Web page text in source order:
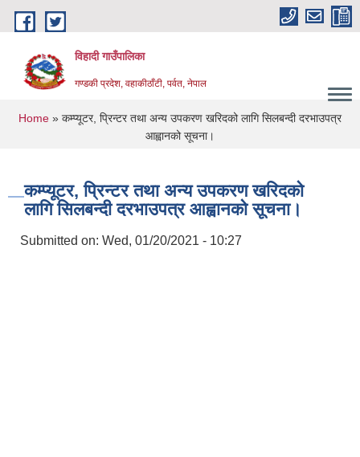
Skip to main content
विहादी गाउँपालिका
गण्डकी प्रदेश, वहाकीठाँटी, पर्वत, नेपाल
You are here
Home » कम्प्यूटर, प्रिन्टर तथा अन्य उपकरण खरिदको लागि सिलबन्दी दरभाउपत्र
आह्वानको सूचना।
कम्प्यूटर, प्रिन्टर तथा अन्य उपकरण खरिदको
लागि सिलबन्दी दरभाउपत्र आह्वानको सूचना।
Submitted on: Wed, 01/20/2021 - 10:27